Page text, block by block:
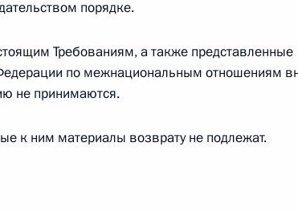
группы
операциям
порядке.
Требованиям, а также представленные
по межнациональным отношениям
не принимаются.
к ним материалы возврату не подлежат.